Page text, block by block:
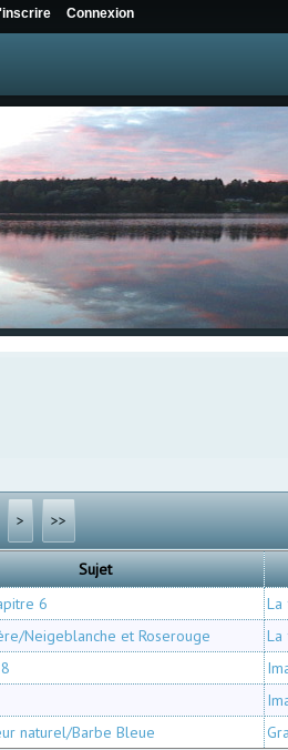
> >>
Sujet
6 La
Neigeblanche et Roserouge La
naturel/Barbe Bleue
Connexion